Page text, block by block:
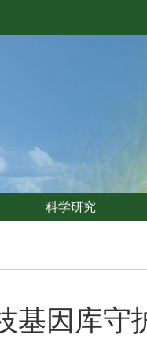
科学研究
基因库守